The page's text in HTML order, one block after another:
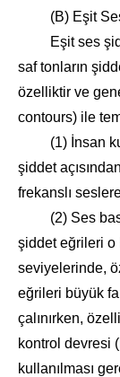
(B) Eşit Ses
Eşit ses
saf tonların
özelliktir ve
contours) ile
(1) İnsan
şiddet
frekanslı
(2) Ses
şiddet eğrileri o
seviyelerinde,
eğrileri büyük
çalınırken,
kontrol devresi
kullanılması